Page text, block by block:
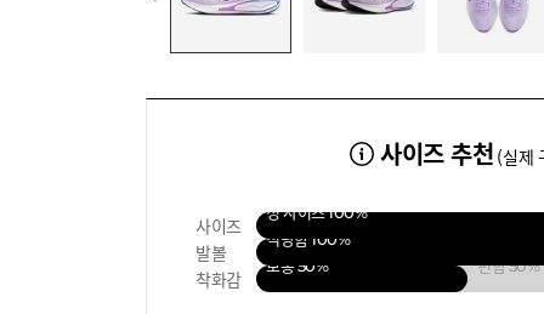
사이즈 추천 (실제
사이즈
정 사이즈100%
발볼
적당함 100%
착화감
보통50% 편함50%